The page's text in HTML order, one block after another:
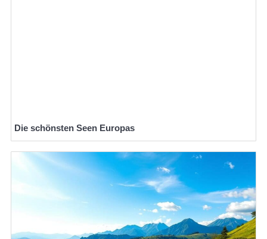
Die schönsten Seen Europas